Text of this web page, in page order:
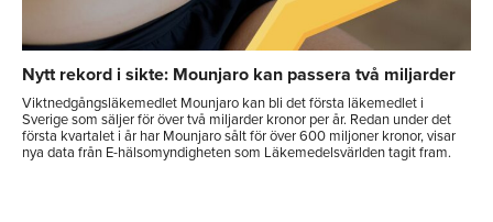
Nytt rekord i sikte: Mounjaro kan passera två miljarder
Viktnedgångsläkemedlet Mounjaro kan bli det första läkemedlet i
Sverige som säljer för över två miljarder kronor per år. Redan under det
första kvartalet i år har Mounjaro sålt för över 600 miljoner kronor, visar
nya data från E-hälsomyndigheten som Läkemedelsvärlden tagit fram.